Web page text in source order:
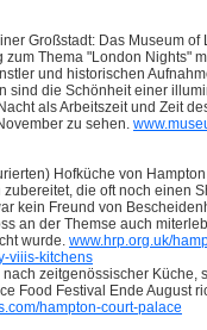
Großstadt: Das Museum
zum Thema "London Nights"
und historischen
sind die Schönheit einer
als Arbeitszeit und Zeit
zu sehen.
Hofküche von
die oft noch einen
kein Freund von
an der Themse auch
wurde. www.hrp.org.uk/
viiis-kitchens
zeitgenössischer Küche,
Food Festival Ende August
hampton-court-palace